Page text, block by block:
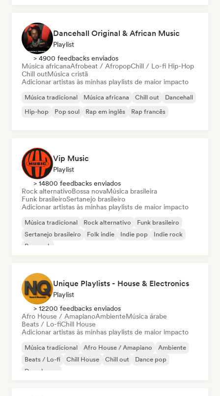
Dancehall Original & African Music
Playlist
> 4900 feedbacks enviados
Música africanaAfrobeat / AfropopChill / Lo-fi Hip-Hop
Chill outMúsica cristã
Adicionar artistas às minhas playlists de maior impacto
Música tradicional Música africana Chill out
Dancehall
Hip-hop
Pop soul Rap em inglês Rap francês
Vip Music
Playlist
> 14800 feedbacks enviados
Rock alternativoBossa novaMúsica brasileira
Funk brasileiroSertanejo brasileiro
Adicionar artistas às minhas playlists de maior impacto
Música tradicional Rock alternativo
Funk brasileiro
Sertanejo brasileiro
Folk indie Indie pop
Indie rock
Pop rock
Unique Playlists - House & Electronics
Playlist
> 12200 feedbacks enviados
Afro House / AmapianoAmbienteMúsica árabe
Beats / Lo-fiChill House
Adicionar artistas às minhas playlists de maior impacto
Música tradicional Afro House / Amapiano
Ambiente
Beats / Lo-fi
Chill House Chill out
Dance pop
Deep house